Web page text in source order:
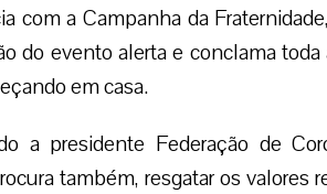
com a Campanha da
do evento alerta e conclama
em casa.
a presidente Federação de
também, resgatar os valores